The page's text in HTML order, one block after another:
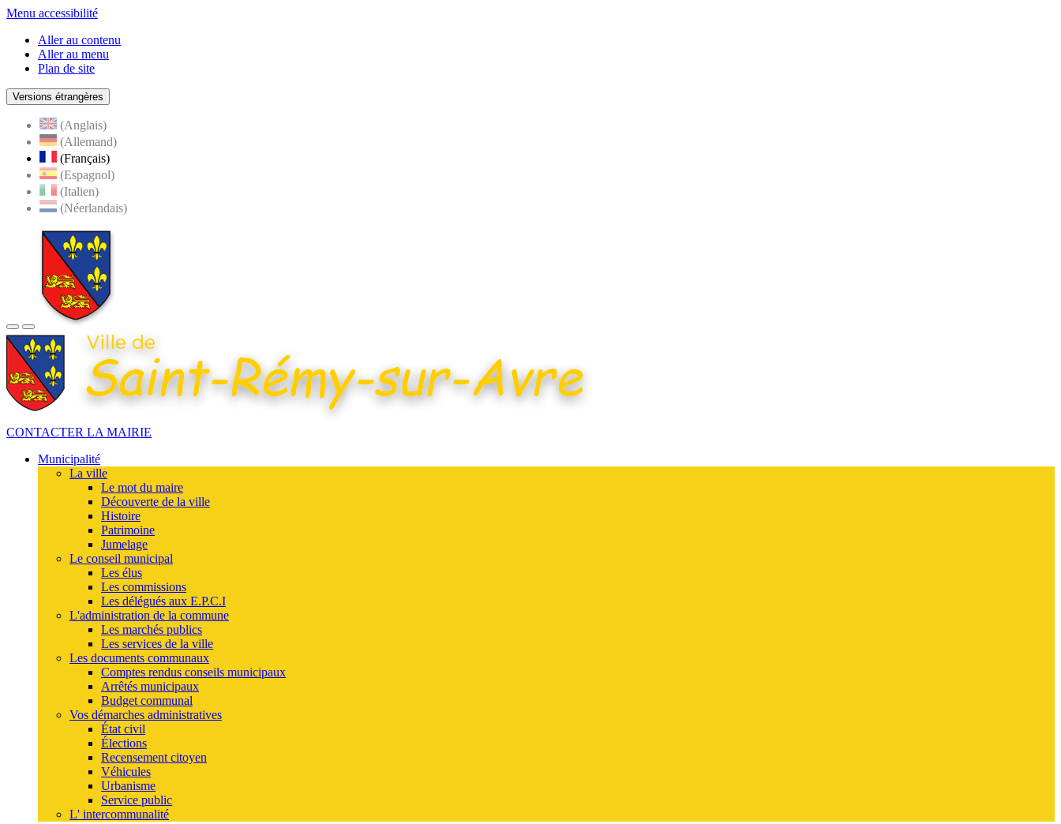
Menu accessibilité
Aller au contenu
Aller au menu
Plan de site
Versions étrangères
(Anglais)
(Allemand)
(Français)
(Espagnol)
(Italien)
(Néerlandais)
CONTACTER LA MAIRIE
Municipalité
La ville
Le mot du maire
Découverte de la ville
Histoire
Patrimoine
Jumelage
Le conseil municipal
Les élus
Les commissions
Les délégués aux E.P.C.I
L'administration de la commune
Les marchés publics
Les services de la ville
Les documents communaux
Comptes rendus conseils municipaux
Arrêtés municipaux
Budget communal
Vos démarches administratives
État civil
Élections
Recensement citoyen
Véhicules
Urbanisme
Service public
L' intercommunalité